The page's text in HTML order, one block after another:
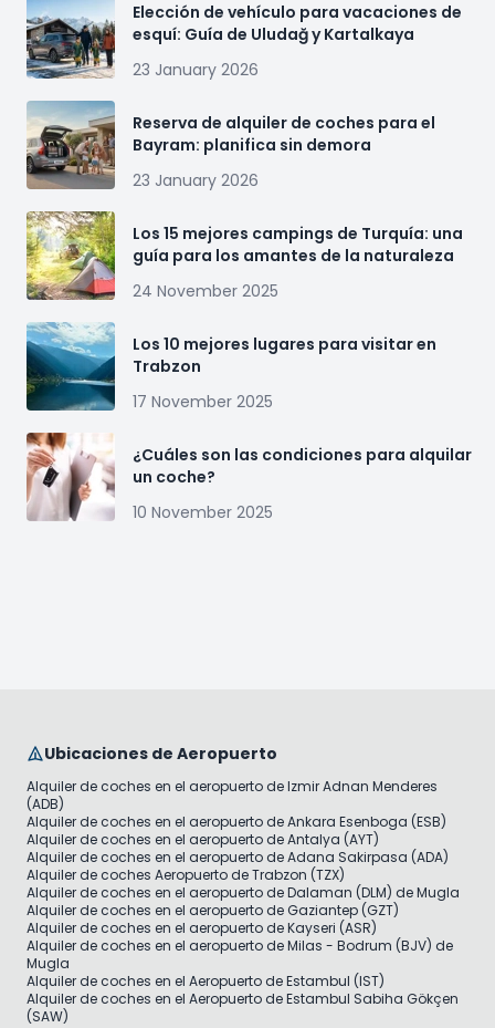
Elección de vehículo para vacaciones de
esquí: Guía de Uludağ y Kartalkaya
23 January 2026
Reserva de alquiler de coches para el
Bayram: planifica sin demora
23 January 2026
Los 15 mejores campings de Turquía: una
guía para los amantes de la naturaleza
24 November 2025
Los 10 mejores lugares para visitar en
Trabzon
17 November 2025
¿Cuáles son las condiciones para alquilar
un coche?
10 November 2025
Ubicaciones de Aeropuerto
Alquiler de coches en el aeropuerto de Izmir Adnan Menderes
(ADB)
Alquiler de coches en el aeropuerto de Ankara Esenboga (ESB)
Alquiler de coches en el aeropuerto de Antalya (AYT)
Alquiler de coches en el aeropuerto de Adana Sakirpasa (ADA)
Alquiler de coches Aeropuerto de Trabzon (TZX)
Alquiler de coches en el aeropuerto de Dalaman (DLM) de Mugla
Alquiler de coches en el aeropuerto de Gaziantep (GZT)
Alquiler de coches en el aeropuerto de Kayseri (ASR)
Alquiler de coches en el aeropuerto de Milas - Bodrum (BJV) de
Mugla
Alquiler de coches en el Aeropuerto de Estambul (IST)
Alquiler de coches en el Aeropuerto de Estambul Sabiha Gökçen
(SAW)